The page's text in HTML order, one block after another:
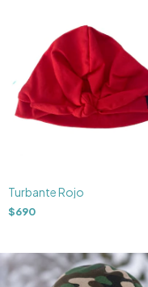
Turbante Rojo
$690